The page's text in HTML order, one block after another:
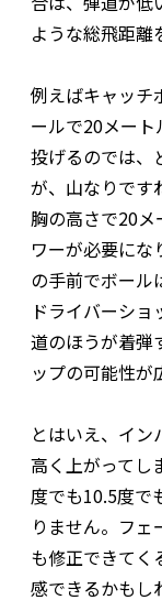
ような総飛距離
例えばキャッチ
ールで20メー
投げるのでは
が、山なりです
胸の高さで20
ワーが必要にな
の手前でボール
ドライバーシ
道のほうが着弾
ップの可能性が
とはいえ、イン
高く上がってし
度でも10.5度で
りません。フェ
も修正できてく
感できるかもし